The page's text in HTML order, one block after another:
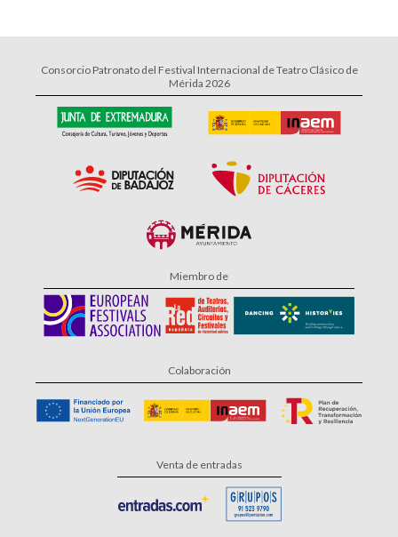
Consorcio Patronato del Festival Internacional de Teatro Clásico de
Mérida 2026
Miembro de
Colaboración
Venta de entradas